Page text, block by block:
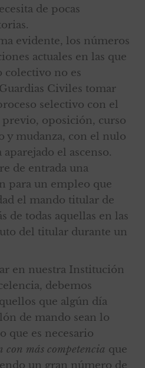
de pocas
evidente, los números
actuales en las que
colectivo no es
Civiles tomar
selectivo con el
previo, oposición, curso
y mudanza, con el nulo
el ascenso.
de entrada una
para un empleo que
el mando titular de
de todas aquellas en las
del titular durante un
en nuestra Institución
debemos
que algún día
de mando sean lo
que es necesario
con más competencia que
un gran número de